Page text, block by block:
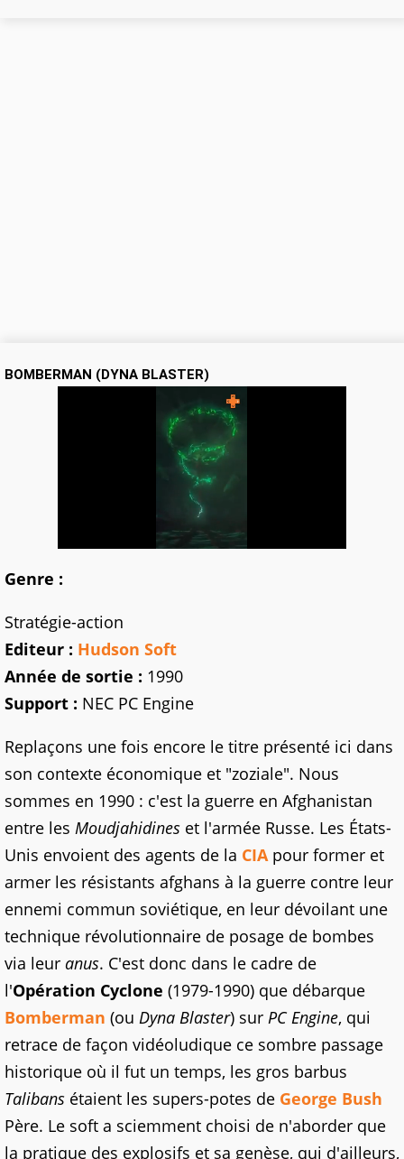
BOMBERMAN (DYNA BLASTER)
Genre :
Stratégie-action
Editeur : Hudson Soft
Année de sortie : 1990
Support : NEC PC Engine
Replaçons une fois encore le titre présenté ici dans
son contexte économique et "zoziale". Nous
sommes en 1990 : c'est la guerre en Afghanistan
entre les Moudjahidines et l'armée Russe. Les États-
Unis envoient des agents de la CIA pour former et
armer les résistants afghans à la guerre contre leur
ennemi commun soviétique, en leur dévoilant une
technique révolutionnaire de posage de bombes
via leur anus. C'est donc dans le cadre de
l'Opération Cyclone (1979-1990) que débarque
Bomberman (ou Dyna Blaster) sur PC Engine, qui
retrace de façon vidéoludique ce sombre passage
historique où il fut un temps, les gros barbus
Talibans étaient les supers-potes de George Bush
Père. Le soft a sciemment choisi de n'aborder que
la pratique des explosifs et sa genèse, qui d'ailleurs,